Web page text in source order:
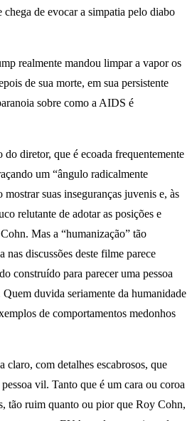
de evocar a simpatia pelo diabo
realmente mandou limpar a vapor os
de sua morte, em sua persistente
sobre como a AIDS é
do diretor, que é ecoada frequentemente
um “ângulo radicalmente
suas inseguranças juvenis e, às
relutante de adotar as posições e
Mas a “humanização” tão
nas discussões deste filme parece
construído para parecer uma pessoa
duvida seriamente da humanidade
de comportamentos medonhos
claro, com detalhes escabrosos, que
vil. Tanto que é um cara ou coroa
tão ruim quanto ou pior que Roy Cohn,